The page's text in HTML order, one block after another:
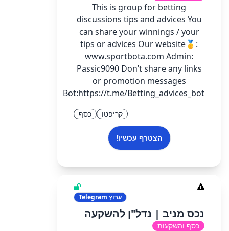
This is group for betting
discussions tips and advices You
can share your winnings / your
tips or advices Our website🥇:
www.sportbota.com Admin:
Passic9090 Don’t share any links
or promotion messages
Bot:https://t.me/Betting_advices_bot
קריפטו כסף
הצטרף עכשיו!
ערוץ
נכס מניב | נדל"ן להשקעה
כסף והשקעות